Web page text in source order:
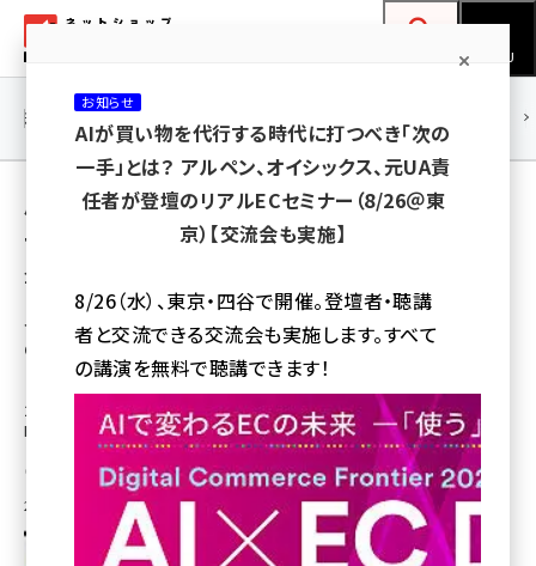
ン
ネットショップ担当者フォーラム
MENU
yahoo (1894)
楽天 (1863)
アスクル (1112)
base (1068)
ビィ・フォアード (768)
連載・特集 |
用語「歯愛メディカル」 が使われている記事の
一覧
全 8 記事中 1 ～ 8 を表示中
セブン＆アイがニッセンHDを売却、医療品通販
の歯愛メディカルが41億円で取得
ピーク時は2000億円を超えたニッセンホールディングスの売上高は2024年
2月期に395億7100万円へと縮小。かつて通販最大手と言われたニッセン
HDの株式はセブン＆アイから、歯愛メディカルへと移る
瀧川 正実
2024年5月10日 8:30
お知らせ
AIが買い物を代行する時代に打つべき「次の
一手」とは？ アルペン、オイシックス、元UA責
任者が登壇のリアルECセミナー（8/26＠東
京）【交流会も実施】
8/26（水）、東京・四谷で開催。登壇者・聴講
者と交流できる交流会も実施します。すべて
の講演を無料で聴講できます！